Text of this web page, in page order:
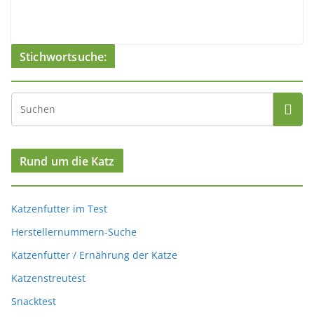
Stichwortsuche:
Rund um die Katz
Katzenfutter im Test
Herstellernummern-Suche
Katzenfutter / Ernährung der Katze
Katzenstreutest
Snacktest